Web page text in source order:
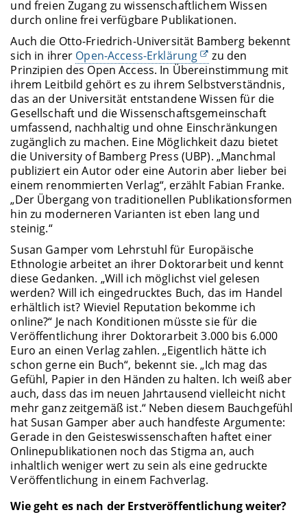
und freien Zugang zu wissenschaftlichem Wissen
durch online frei verfügbare Publikationen.
Auch die Otto-Friedrich-Universität Bamberg bekennt
sich in ihrer Open-Access-Erklärung
zu den
Prinzipien des Open Access. In Übereinstimmung mit
ihrem Leitbild gehört es zu ihrem Selbstverständnis,
das an der Universität entstandene Wissen für die
Gesellschaft und die Wissenschaftsgemeinschaft
umfassend, nachhaltig und ohne Einschränkungen
zugänglich zu machen. Eine Möglichkeit dazu bietet
die University of Bamberg Press (UBP). „Manchmal
publiziert ein Autor oder eine Autorin aber lieber bei
einem renommierten Verlag“, erzählt Fabian Franke.
„Der Übergang von traditionellen Publikationsformen
hin zu moderneren Varianten ist eben lang und
steinig.“
Susan Gamper vom Lehrstuhl für Europäische
Ethnologie arbeitet an ihrer Doktorarbeit und kennt
diese Gedanken. „Will ich möglichst viel gelesen
werden? Will ich eingedrucktes Buch, das im Handel
erhältlich ist? Wieviel Reputation bekomme ich
online?“ Je nach Konditionen müsste sie für die
Veröffentlichung ihrer Doktorarbeit 3.000 bis 6.000
Euro an einen Verlag zahlen. „Eigentlich hätte ich
schon gerne ein Buch“, bekennt sie. „Ich mag das
Gefühl, Papier in den Händen zu halten. Ich weiß aber
auch, dass das im neuen Jahrtausend vielleicht nicht
mehr ganz zeitgemäß ist.“ Neben diesem Bauchgefühl
hat Susan Gamper aber auch handfeste Argumente:
Gerade in den Geisteswissenschaften haftet einer
Onlinepublikationen noch das Stigma an, auch
inhaltlich weniger wert zu sein als eine gedruckte
Veröffentlichung in einem Fachverlag.
Wie geht es nach der Erstveröffentlichung weiter?